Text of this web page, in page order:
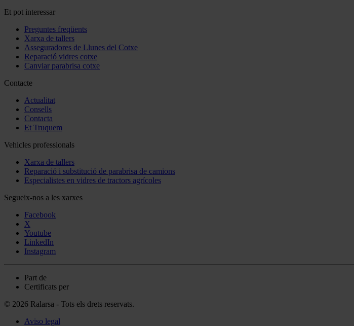
Et pot interessar
Preguntes freqüents
Xarxa de tallers
Asseguradores de Llunes del Cotxe
Reparació vidres cotxe
Canviar parabrisa cotxe
Contacte
Actualitat
Consells
Contacta
Et Truquem
Vehicles professionals
Xarxa de tallers
Reparació i substitució de parabrisa de camions
Especialistes en vidres de tractors agrícoles
Segueix-nos a les xarxes
Facebook
X
Youtube
LinkedIn
Instagram
Part de
Certificats per
© 2026 Ralarsa - Tots els drets reservats.
Aviso legal